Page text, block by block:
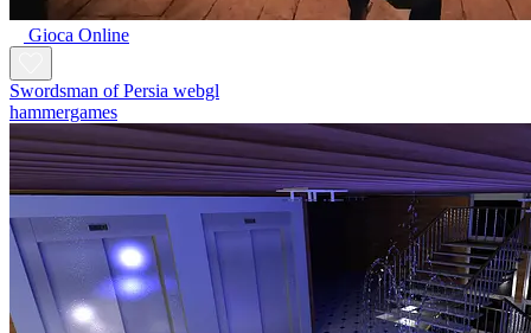
Gioca Online
Swordsman of Persia webgl
hammergames